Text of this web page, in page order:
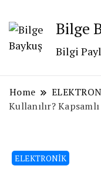
Bilge
Bilgi
Home
Kullanılır?
ELEKTRONİK